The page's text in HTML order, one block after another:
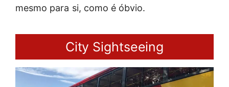
mesmo para si, como é óbvio.
City Sightseeing